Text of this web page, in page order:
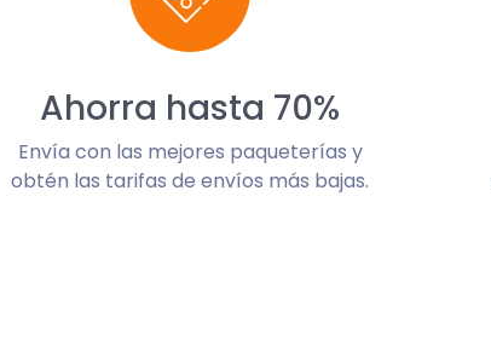
Ahorra hasta 70%
Envía con las mejores paqueterías y
obtén las tarifas de envíos más bajas.